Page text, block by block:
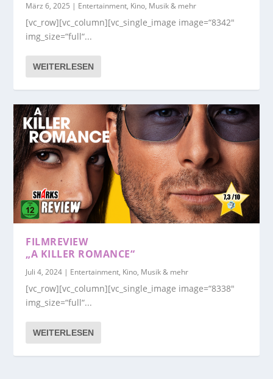
März 6, 2025 | Entertainment, Kino, Musik & mehr
[vc_row][vc_column][vc_single_image image=“8342″
img_size=“full“...
WEITERLESEN
FILMREVIEW
„A KILLER ROMANCE“
Juli 4, 2024 | Entertainment, Kino, Musik & mehr
[vc_row][vc_column][vc_single_image image=“8338″
img_size=“full“...
WEITERLESEN